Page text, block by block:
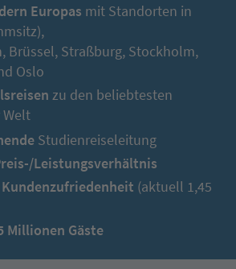
Europas mit Standorten in
Brüssel, Straßburg, Stockholm,
Oslo
zu den beliebtesten
Welt
Studienreiseleitung
Leistungsverhältnis
(aktuell 1,45
Millionen Gäste